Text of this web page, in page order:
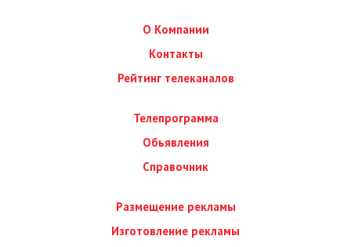
О Компании
Контакты
Рейтинг телеканалов
Телепрограмма
Обьявления
Справочник
Размещение рекламы
Изготовление рекламы